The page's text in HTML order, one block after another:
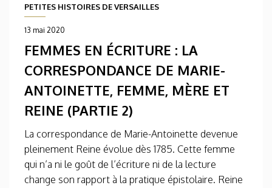
PETITES HISTOIRES DE VERSAILLES
13 mai 2020
FEMMES EN ÉCRITURE : LA
CORRESPONDANCE DE MARIE-
ANTOINETTE, FEMME, MÈRE ET
REINE (PARTIE 2)
La correspondance de Marie-Antoinette devenue
pleinement Reine évolue dès 1785. Cette femme
qui n’a ni le goût de l’écriture ni de la lecture
change son rapport à la pratique épistolaire. Reine